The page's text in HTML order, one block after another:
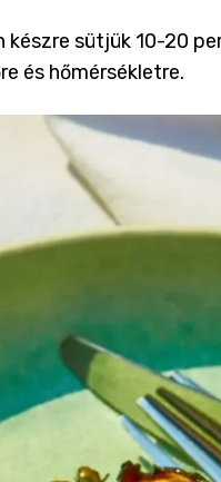
sütjük 10-20
és hőmérsékletre.